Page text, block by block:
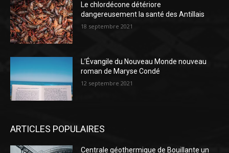
Le chlordécone détériore
dangereusement la santé des Antillais
18 septembre 2021
L’Évangile du Nouveau Monde nouveau
roman de Maryse Condé
12 septembre 2021
ARTICLES POPULAIRES
Centrale géothermique de Bouillante un